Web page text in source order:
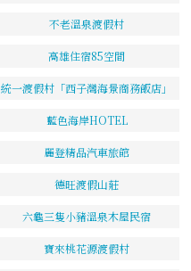
不老溫泉渡假村
高雄住宿85空間
統一渡假村「西子灣海景商務飯店」
藍色海岸HOTEL
麗登精品汽車旅館
德旺渡假山莊
六龜三隻小豬溫泉木屋民宿
寶來桃花源渡假村